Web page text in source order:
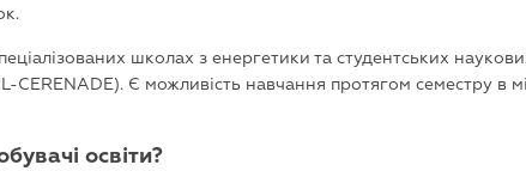
школах з енергетики та студентських
CERENADE). Є можливість навчання протягом семестру в
освіти?